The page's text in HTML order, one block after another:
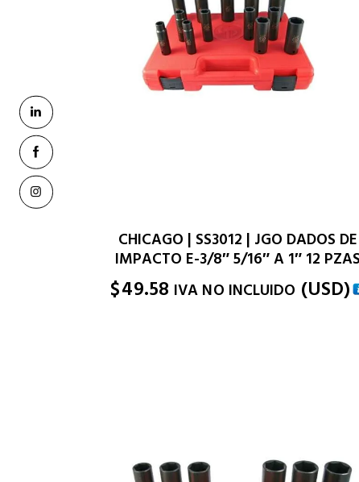
CHICAGO | SS3012 | JGO DADOS DE
IMPACTO E-3/8″ 5/16″ A 1″ 12 PZAS
$49.58 IVA NO INCLUIDO (USD)